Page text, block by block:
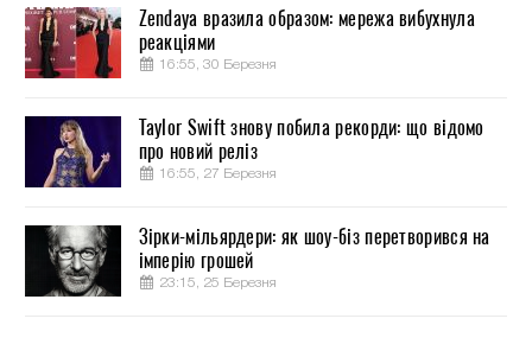
Zendaya вразила образом: мережа вибухнула
реакціями
16:55, 30 Березня
Taylor Swift знову побила рекорди: що відомо
про новий реліз
16:55, 27 Березня
Зірки-мільярдери: як шоу-біз перетворився на
імперію грошей
23:15, 25 Березня